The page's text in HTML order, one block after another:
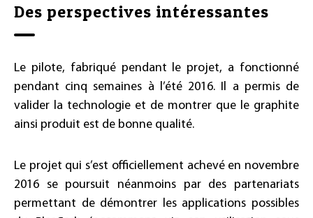
Des perspectives intéressantes
Le pilote, fabriqué pendant le projet, a fonctionné
pendant cinq semaines à l’été 2016. Il a permis de
valider la technologie et de montrer que le graphite
ainsi produit est de bonne qualité.
Le projet qui s’est officiellement achevé en novembre
2016 se poursuit néanmoins par des partenariats
permettant de démontrer les applications possibles